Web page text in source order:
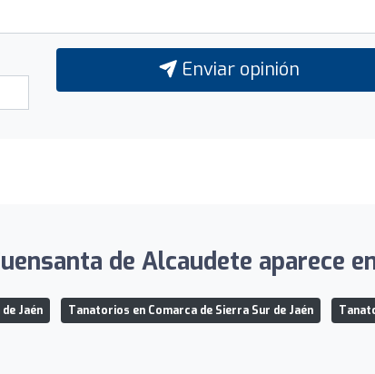
Enviar opinión
de Alcaudete aparece
Jaén Tanatorios en Comarca de Sierra Sur de Jaén